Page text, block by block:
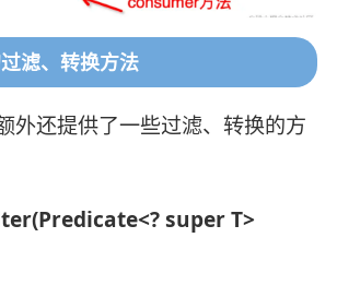
滤、转换方法
外还提供了一些过滤、转换的方
super T>